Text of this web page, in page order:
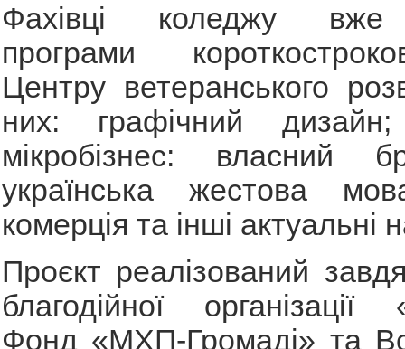
Фахівці коледжу вже
програми
Центру ветеранського
них: графічний дизайн;
мікробізнес: власний
українська жестова
комерція та інші актуальні
Проєкт реалізований
благодійної організації
Фонд «МХП-Громаді» та